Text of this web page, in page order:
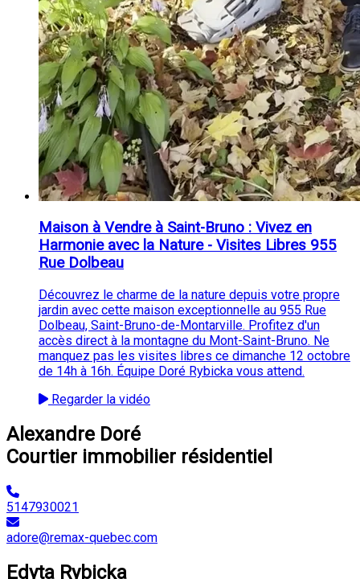
Maison à Vendre à Saint-Bruno : Vivez en
Harmonie avec la Nature - Visites Libres 955
Rue Dolbeau
Découvrez le charme de la nature depuis votre propre
jardin avec cette maison exceptionnelle au 955 Rue
Dolbeau, Saint-Bruno-de-Montarville. Profitez d'un
accès direct à la montagne du Mont-Saint-Bruno. Ne
manquez pas les visites libres ce dimanche 12 octobre
de 14h à 16h. Équipe Doré Rybicka vous attend.
Regarder la vidéo
Alexandre Doré
Courtier immobilier résidentiel
5147930021
adore@remax-quebec.com
Edyta Rybicka